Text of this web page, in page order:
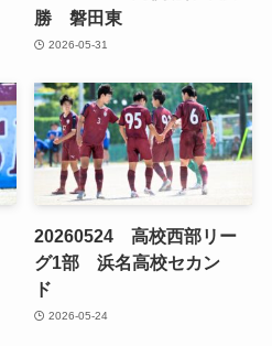
勝 磐田東
2026-05-31
20260524 高校西部リー
グ1部 浜名高校セカン
ド
2026-05-24